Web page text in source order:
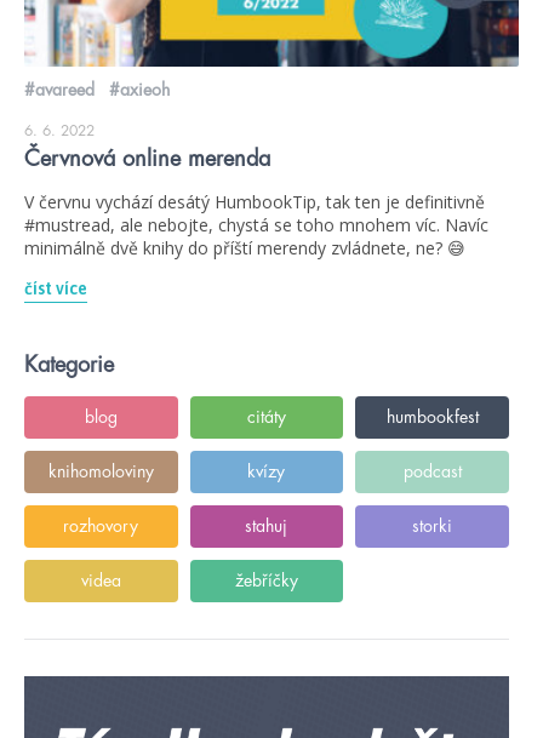
#avareed #axieoh
6. 6. 2022
Červnová online merenda
V červnu vychází desátý HumbookTip, tak ten je definitivně
#mustread, ale nebojte, chystá se toho mnohem víc. Navíc
minimálně dvě knihy do příští merendy zvládnete, ne? 😅
číst více
Kategorie
blog citáty humbookfest
knihomoloviny kvízy podcast
rozhovory stahuj storki
videa žebříčky